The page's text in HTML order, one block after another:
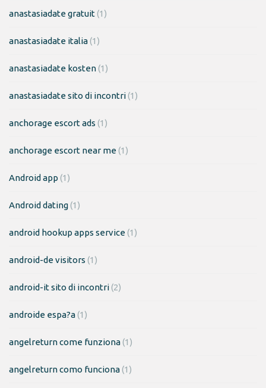
anastasiadate gratuit(1)
anastasiadate italia(1)
anastasiadate kosten(1)
anastasiadate sito di incontri(1)
anchorage escort ads (1)
anchorage escort near me(1)
Android app (1)
Android dating(1)
android hookup apps service(1)
android-de visitors (1)
android-it sito di incontri(2)
androide espa?a(1)
angelreturn come funziona(1)
angelreturn como funciona(1)